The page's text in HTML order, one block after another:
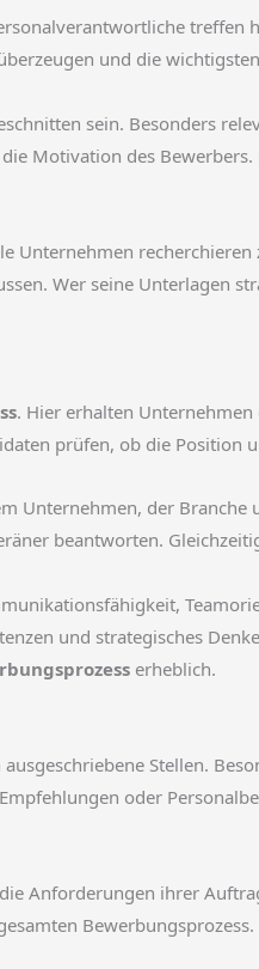
treffen
und die
sein. Besonders
Motivation des
Unternehmen
Wer seine Unterlagen
. Hier erhalten
prüfen, ob die Position
Unternehmen, der
beantworten.
und strategisches
erheblich.
Stellen.
oder
Anforderungen ihrer